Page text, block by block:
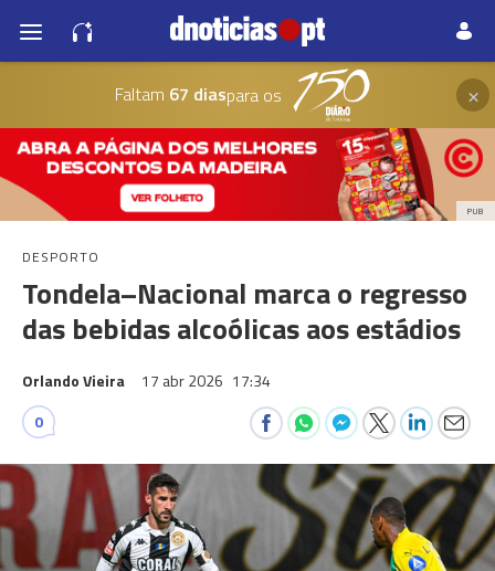
Faltam 67 diaspara os ×
PUB
DESPORTO
Tondela–Nacional marca o regresso
das bebidas alcoólicas aos estádios
Orlando Vieira 17 abr 2026 17:34
0